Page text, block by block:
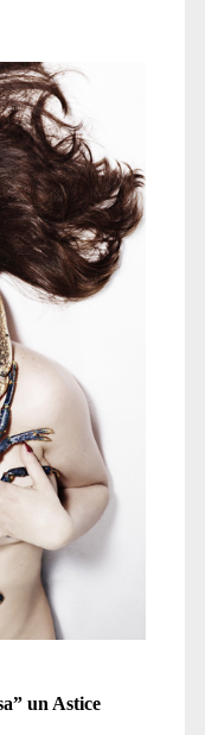
un Astice